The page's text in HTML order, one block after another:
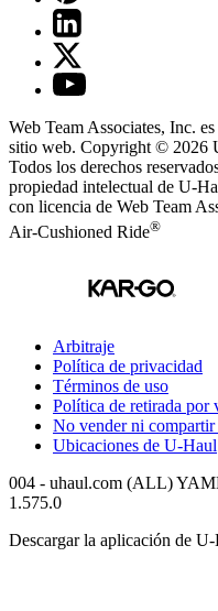
Web Team Associates, Inc.
sitio web. Copyright © 2026
Todos los derechos
propiedad intelectual de U-
con licencia de Web Team
Air-Cushioned Ride®
Arbitraje
Política de privacidad
Términos de uso
Política de retirada por
No vender ni
Ubicaciones de U-Haul
004 - uhaul.com (ALL)
1.575.0
Descargar la aplicación de U-